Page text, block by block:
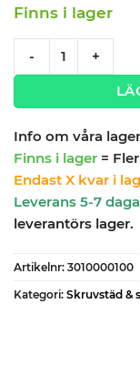
Finns i lager
- +
Info om våra
Finns i lager =
Endast X kvar i
Leverans 5-7
leverantörs lager.
Artikelnr: 3010000100
Kategori: Skruvstäd &